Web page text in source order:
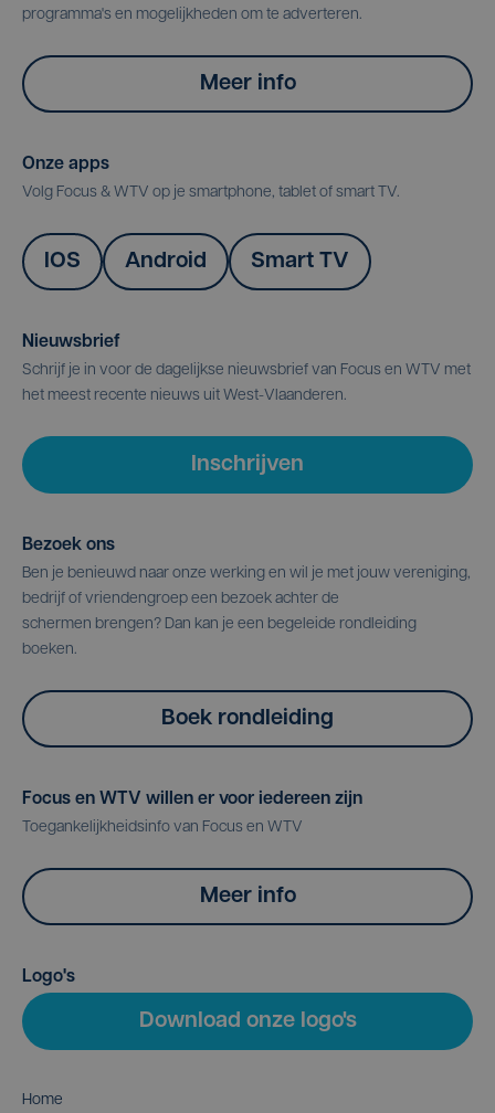
programma's en mogelijkheden om te adverteren.
Meer info
Onze apps
Volg Focus & WTV op je smartphone, tablet of smart TV.
IOS Android Smart TV
Nieuwsbrief
Schrijf je in voor de dagelijkse nieuwsbrief van Focus en WTV met
het meest recente nieuws uit West-Vlaanderen.
Inschrijven
Bezoek ons
Ben je benieuwd naar onze werking en wil je met jouw vereniging,
bedrijf of vriendengroep een bezoek achter de
schermen brengen? Dan kan je een begeleide rondleiding
boeken.
Boek rondleiding
Focus en WTV willen er voor iedereen zijn
Toegankelijkheidsinfo van Focus en WTV
Meer info
Logo's
Download onze logo's
Home